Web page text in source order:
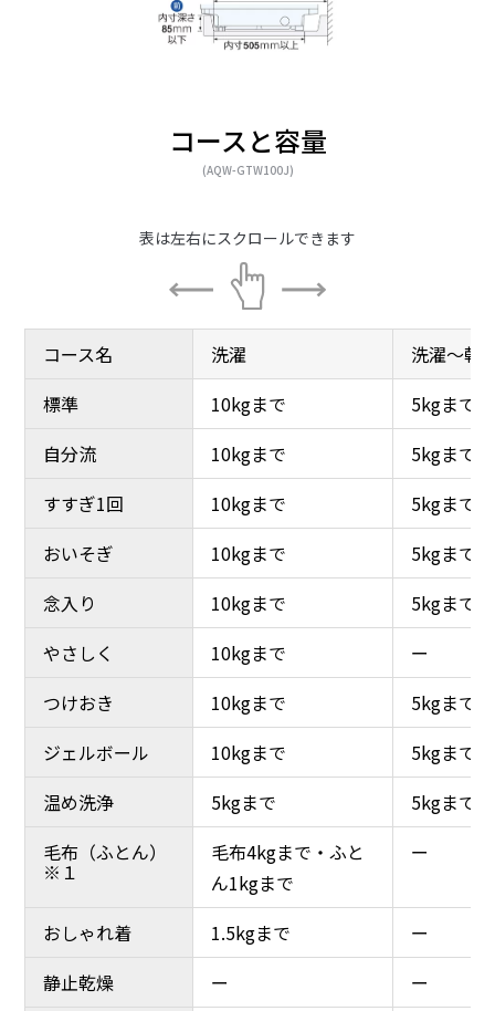
コースと容量
(AQW-GTW100J)
コース名 洗濯
洗濯～乾
標準
10kgまで
5kgまで
自分流
10kgまで
5kgまで
すすぎ1回
10kgまで
5kgまで
おいそぎ
10kgまで
5kgまで
念入り
10kgまで
5kgまで
やさしく
10kgまで
ー
つけおき
10kgまで
5kgまで
ジェルボール
10kgまで
5kgまで
温め洗浄
5kgまで
5kgまで
毛布（ふとん）
※１
毛布4kgまで・ふと
ん1kgまで
ー
おしゃれ着 1.5kgまで
ー
静止乾燥
ー
ー
コース名 洗濯
洗濯～乾
標準
10kgまで
5kgまで
自分流
10kgまで
5kgまで
すすぎ1回
10kgまで
5kgまで
おいそぎ
10kgまで
5kgまで
念入り
10kgまで
5kgまで
やさしく
10kgまで
ー
つけおき
10kgまで
5kgまで
ジェルボール
10kgまで
5kgまで
温め洗浄
5kgまで
5kgまで
毛布（ふとん）
※１
毛布4kgまで・ふと
ん1kgまで
ー
おしゃれ着 1.5kgまで
ー
静止乾燥
ー
ー